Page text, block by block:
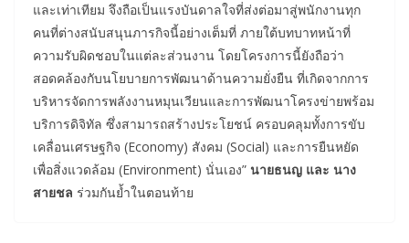
และเท่าเทียม จึงถือเป็นแรงบันดาลใจที่ส่งต่อมาสู่พนักงานทุก
คนที่ต่างสนับสนุนภารกิจนี้อย่างเต็มที่ ภายใต้บทบาทหน้าที่
ความรับผิดชอบในแต่ละส่วนงาน โดยโครงการนี้ยังถือว่า
สอดคล้องกับนโยบายการพัฒนาด้านความยั่งยืน ที่เกิดจากการ
บริหารจัดการพลังงานหมุนเวียนและการพัฒนาโครงข่ายพร้อม
บริการดิจิทัล ซึ่งสามารถสร้างประโยชน์ ครอบคลุมทั้งการขับ
เคลื่อนเศรษฐกิจ (Economy) สังคม (Social) และการยืนหยัด
เพื่อสิ่งแวดล้อม (Environment) นั่นเอง” นายธนญ และ นาง
สายชล ร่วมกันย้ำในตอนท้าย